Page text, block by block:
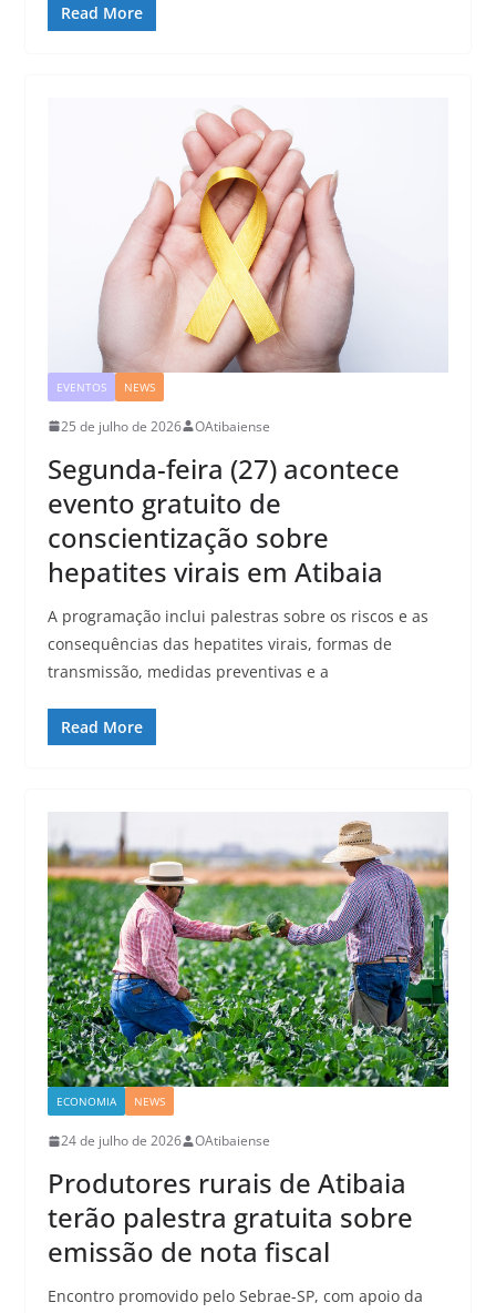
Read More
EVENTOS NEWS
25 de julho de 2026 OAtibaiense
Segunda-feira (27) acontece
evento gratuito de
conscientização sobre
hepatites virais em Atibaia
A programação inclui palestras sobre os riscos e as
consequências das hepatites virais, formas de
transmissão, medidas preventivas e a
Read More
ECONOMIA NEWS
24 de julho de 2026 OAtibaiense
Produtores rurais de Atibaia
terão palestra gratuita sobre
emissão de nota fiscal
Encontro promovido pelo Sebrae-SP, com apoio da